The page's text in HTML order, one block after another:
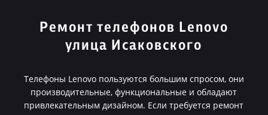
Ремонт телефонов Lenovo
улица Исаковского
Телефоны Lenovo пользуются большим спросом, они
производительные, функциональные и обладают
привлекательным дизайном. Если требуется ремонт